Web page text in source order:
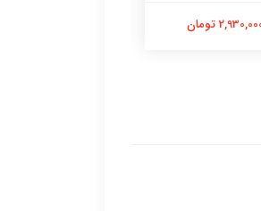
تومان